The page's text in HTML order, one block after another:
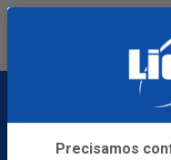
Precisamos